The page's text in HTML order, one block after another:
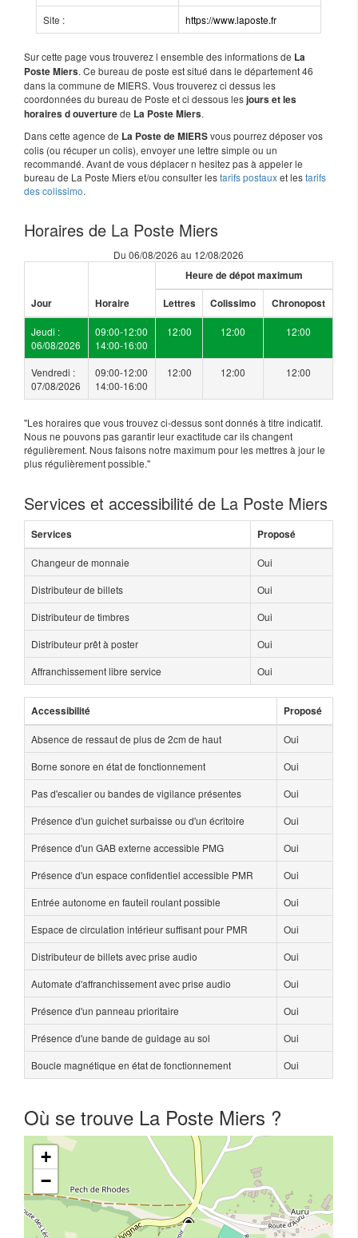
Site : https://www.laposte.fr
Sur cette page vous trouverez l ensemble des informations de La
Poste Miers. Ce bureau de poste est situé dans le département 46
dans la commune de MIERS. Vous trouverez ci dessus les
coordonnées du bureau de Poste et ci dessous lesjours et les
horaires d ouverturede La Poste Miers.
Dans cette agence de La Poste de MIERSvous pourrez déposer vos
colis (ou récuper un colis), envoyer une lettre simple ou un
recommandé. Avant de vous déplacer n hesitez pas à appeler le
bureau de La Poste Miers et/ou consulter lestarifs postauxet lestarifs
des colissimo.
Horaires de La Poste Miers
Du 06/08/2026 au 12/08/2026
Jour Horaire
Heure de dépot maximum
Lettres Colissimo Chronopost
Jeudi :
06/08/2026
09:00-12:00
14:00-16:00
12:00 12:00 12:00
Vendredi :
07/08/2026
09:00-12:00
14:00-16:00
12:00 12:00 12:00
"Les horaires que vous trouvez ci-dessus sont donnés à titre indicatif.
Nous ne pouvons pas garantir leur exactitude car ils changent
régulièrement. Nous faisons notre maximum pour les mettres à jour le
plus régulièrement possible."
Services et accessibilité de La Poste Miers
Services Proposé
Changeur de monnaie
Oui
Distributeur de billets
Oui
Distributeur de timbres
Oui
Distributeur prêt à poster
Oui
Affranchissement libre service
Oui
Accessibilité Proposé
Absence de ressaut de plus de 2cm de haut
Oui
Borne sonore en état de fonctionnement
Oui
Pas d'escalier ou bandes de vigilance présentes
Oui
Présence d'un guichet surbaisse ou d'un écritoire
Oui
Présence d'un GAB externe accessible PMG
Oui
Présence d'un espace confidentiel accessible PMR
Oui
Entrée autonome en fauteil roulant possible
Oui
Espace de circulation intérieur suffisant pour PMR
Oui
Distributeur de billets avec prise audio
Oui
Automate d'affranchissement avec prise audio
Oui
Présence d'un panneau prioritaire
Oui
Présence d'une bande de guidage au sol
Oui
Boucle magnétique en état de fonctionnement
Oui
Où se trouve La Poste Miers ?
+
−